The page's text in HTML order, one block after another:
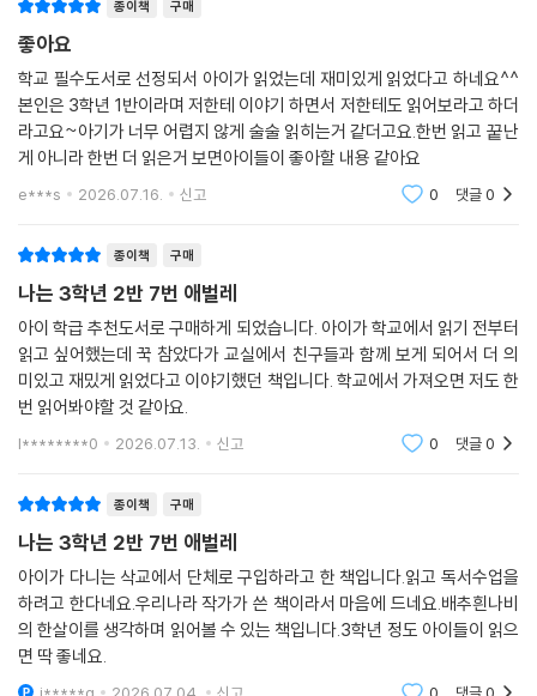
하고, 아이의 눈높이에서 공감하며 읽을 수
좋아요
학교 필수도서로 선정되서 아이가 읽었는데 재미있게 읽었다고 하네요^^
본인은 3학년 1반이라며 저한테 이야기 하면서 저한테도 읽어보라고 하더
라고요~아기가 너무 어렵지 않게 술술 읽히는거 같더고요.한번 읽고 꿑난
게 아니라 한번 더 읽은거 보면아이들이 좋아할 내용 같아요
종이책 구매
나는 3학년 2반 7번 애벌레
아이 학급 추천도서로 구매하게 되었습니다. 아이가 학교에서 읽기 전부터
읽고 싶어했는데 꾹 참았다가 교실에서 친구들과 함께 보게 되어서 더 의
미있고 재밌게 읽었다고 이야기했던 책입니다. 학교에서 가져오면 저도 한
종이책 구매
나는 3학년 2반 7번 애벌레
아이가 다니는 삭교에서 단체로 구입하라고 한 책입니다.읽고 독서수업을
하려고 한다네요.우리나라 작가가 쓴 책이라서 마음에 드네요.배추흰나비
의 한살이를 생각하며 읽어볼 수 있는 책입니다.3학년 정도 아이들이 읽으
면 딱 좋네요.